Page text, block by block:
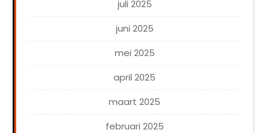
juli 2025
juni 2025
mei 2025
april 2025
maart 2025
februari 2025